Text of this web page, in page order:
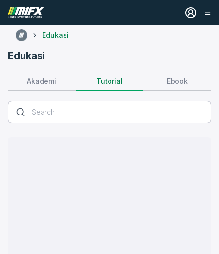
Edukasi
Edukasi
Akademi Tutorial Ebook